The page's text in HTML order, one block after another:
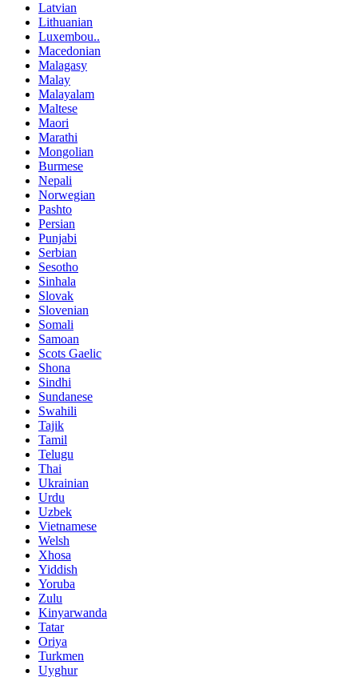
Latvian
Lithuanian
Luxembou..
Macedonian
Malagasy
Malay
Malayalam
Maltese
Maori
Marathi
Mongolian
Burmese
Nepali
Norwegian
Pashto
Persian
Punjabi
Serbian
Sesotho
Sinhala
Slovak
Slovenian
Somali
Samoan
Scots Gaelic
Shona
Sindhi
Sundanese
Swahili
Tajik
Tamil
Telugu
Thai
Ukrainian
Urdu
Uzbek
Vietnamese
Welsh
Xhosa
Yiddish
Yoruba
Zulu
Kinyarwanda
Tatar
Oriya
Turkmen
Uyghur